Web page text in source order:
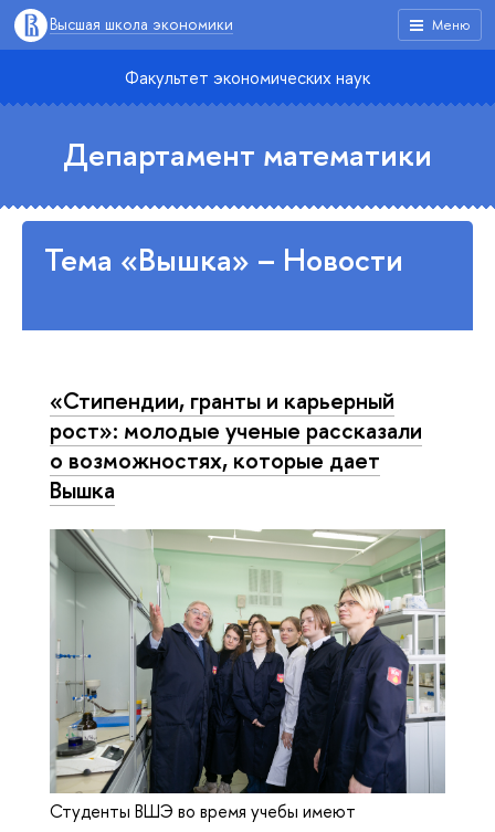
Меню
Высшая школа экономики
Факультет экономических наук
Департамент математики
Тема «Вышка» – Новости
«Стипендии, гранты и карьерный
рост»: молодые ученые рассказали
о возможностях, которые дает
Вышка
Студенты ВШЭ во время учебы имеют